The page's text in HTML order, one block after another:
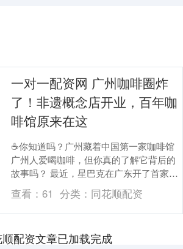
一对一配资网 广州咖啡圈炸
了！非遗概念店开业，百年咖
啡馆原来在这
☕️你知道吗？广州藏着中国第一家咖啡馆
广州人爱喝咖啡，但你真的了解它背后的
故事吗？ 最近，星巴克在广东开了首家非
遗概念店，就在荔湾永庆坊。这里不仅有
广府粤剧，....
查看：61 分类： 同花顺配资
配资文章已加载完成